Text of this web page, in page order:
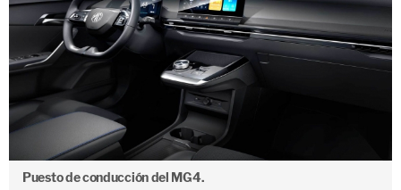
Puesto de conducción del MG4.